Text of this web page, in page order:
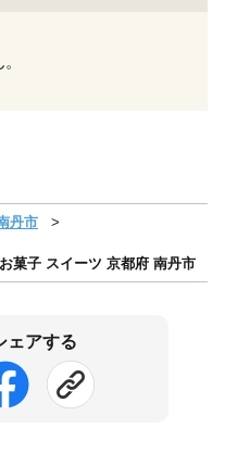
丹市
菓子 スイーツ 京都府 南丹市
ェアする